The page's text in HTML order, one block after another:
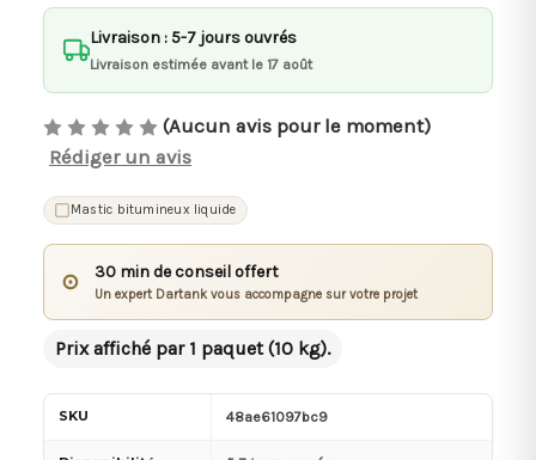
Livraison : 5-7 jours ouvrés
Livraison estimée avant le 17 août
(Aucun avis pour le moment)
Rédiger un avis
Mastic bitumineux liquide
⊙ 30 min de conseil offert
Un expert Dartank vous accompagne sur votre projet
Prix affiché par 1 paquet (10 kg).
SKU 48ae61097bc9